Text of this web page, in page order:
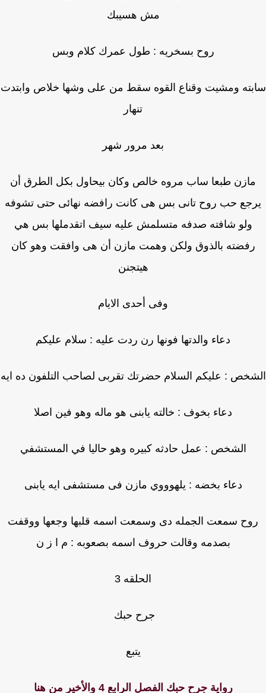
مش هسيبك
روح بسخريه : طول عمرك كلام وبس
ومشيت وقناع القوه سقط من على وشها خلاص وابتدت
تنهار
بعد مرور شهر
مازن طبعا ساب مروه خالص وكان بيحاول بكل الطرق أن
حب روح تانى بس هى كانت رافضه نهائى حتى تشوفه
ولو شافته صدفه متسلمش عليه سيف اتقدملها بس هي
رفضته بالذوق ولكن وهمت مازن أن هى وافقت وهو كان
هيتجنن
وفى أحدى الايام
دعاء والدتها فونها رن ردت عليه : سلام عليكم
: عليكم السلام حضرتك تقربى لصاحب التلفون ده ايه
دعاء بخوف : خالته يابنى هو ماله وهو فين اصلا
الشخص : عمل حادثه كبيره وهو حاليا في المستشفي
دعاء بخضه : يلهوووي مازن فى مستشفى ايه يابنى
سمعت الجمله دى وسمعت اسمه قلبها وجعها ووقفت
بصدمه وقالت حروف اسمه بصعوبه : م ا ز ن
الحلقه 3
جرح حبك
يتبع
رواية جرح حبك الفصل الرابع 4 والأخير من هنا